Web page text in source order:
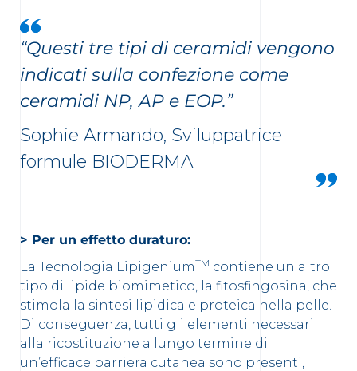
“Questi tre tipi di ceramidi vengono
indicati sulla confezione come
ceramidi NP, AP e EOP.”
Sophie Armando, Sviluppatrice
formule BIODERMA
> Per un effetto duraturo:
La Tecnologia LipigeniumTM contiene un altro
tipo di lipide biomimetico, la fitosfingosina, che
stimola la sintesi lipidica e proteica nella pelle.
Di conseguenza, tutti gli elementi necessari
alla ricostituzione a lungo termine di
un’efficace barriera cutanea sono presenti,